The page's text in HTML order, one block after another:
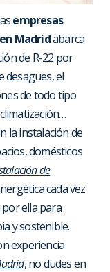
empresas
Madridabarca
de R-22 por
desagües, el
de todo tipo
la instalación de
domésticos
de
cada vez
ella para
y sostenible.
experiencia
, no dudes en